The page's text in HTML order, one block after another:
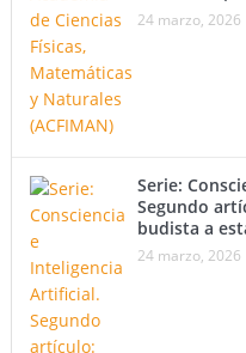
24 marzo, 2026
Serie:
Segundo
budista a
24 marzo, 2026